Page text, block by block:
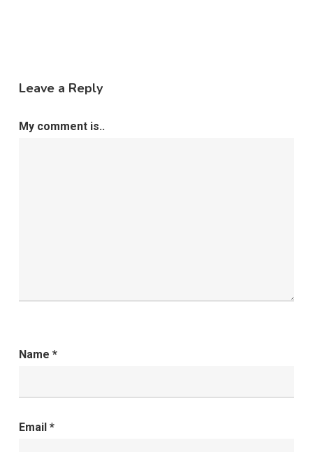
Leave a Reply
My comment is..
Name *
Email *